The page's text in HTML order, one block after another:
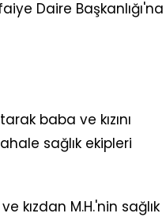
Daire Başkanlığı'na
baba ve kızını
sağlık ekipleri
kızdan M.H.'nin sağlık